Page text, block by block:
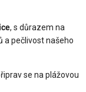
, s důrazem na
a pečlivost našeho
se na plážovou